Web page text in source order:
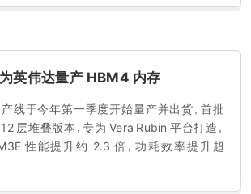
英伟达量产 HBM4 内存
线于今年第一季度开始量产并出货，首批
层堆叠版本，专为 Vera Rubin 平台打造，
性能提升约 2.3 倍，功耗效率提升超